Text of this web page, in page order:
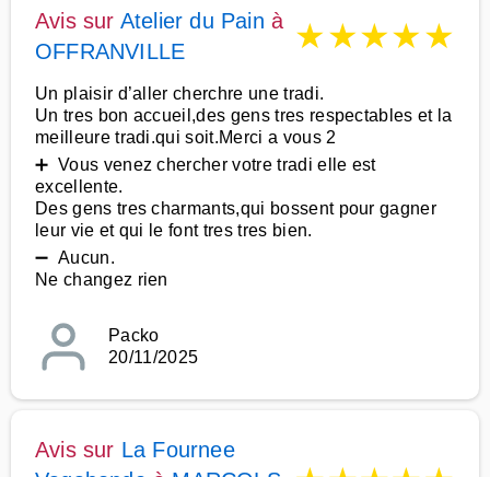
Avis sur Atelier du Pain à
OFFRANVILLE
★★★★★
Un plaisir d’aller cherchre une tradi.
Un tres bon accueil,des gens tres respectables et la
meilleure tradi.qui soit.Merci a vous 2
➕ Vous venez chercher votre tradi elle est
excellente.
Des gens tres charmants,qui bossent pour gagner
leur vie et qui le font tres tres bien.
➖ Aucun.
Ne changez rien
Packo
20/11/2025
Avis sur La Fournee